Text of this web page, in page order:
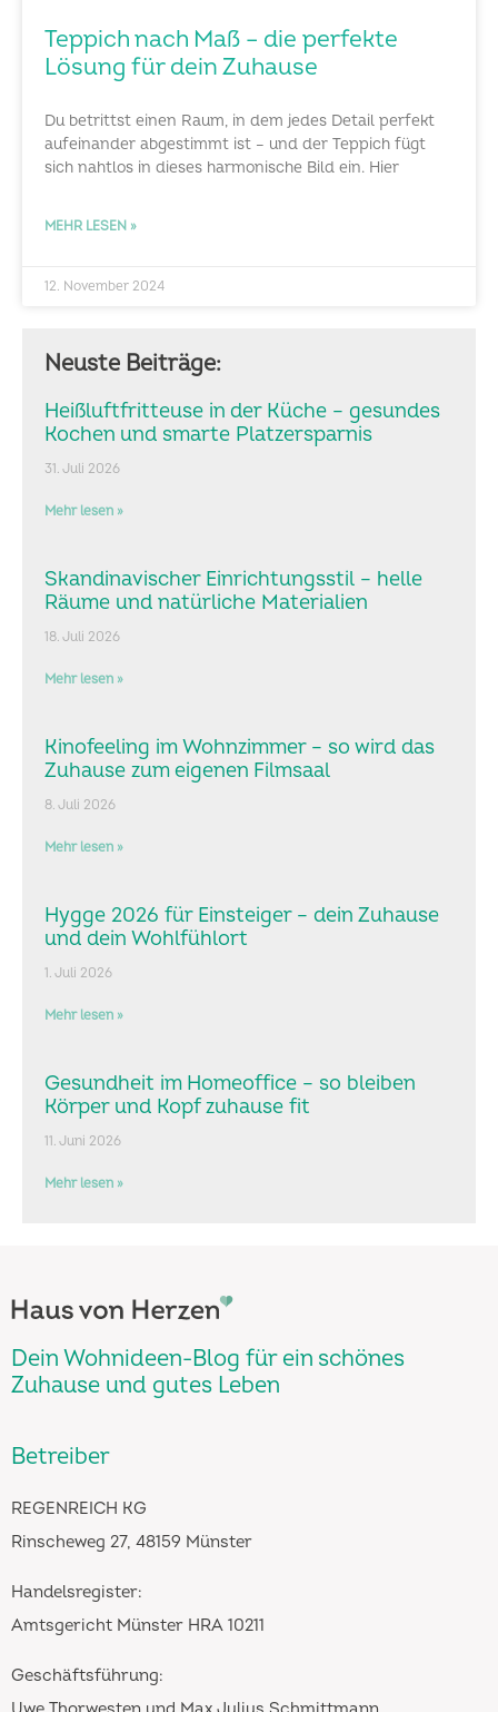
Teppich nach Maß – die perfekte
Lösung für dein Zuhause
Du betrittst einen Raum, in dem jedes Detail perfekt
aufeinander abgestimmt ist – und der Teppich fügt
sich nahtlos in dieses harmonische Bild ein. Hier
MEHR LESEN »
12. November 2024
Neuste Beiträge:
Heißluftfritteuse in der Küche – gesundes
Kochen und smarte Platzersparnis
31. Juli 2026
Mehr lesen »
Skandinavischer Einrichtungsstil – helle
Räume und natürliche Materialien
18. Juli 2026
Mehr lesen »
Kinofeeling im Wohnzimmer – so wird das
Zuhause zum eigenen Filmsaal
8. Juli 2026
Mehr lesen »
Hygge 2026 für Einsteiger – dein Zuhause
und dein Wohlfühlort
1. Juli 2026
Mehr lesen »
Gesundheit im Homeoffice – so bleiben
Körper und Kopf zuhause fit
11. Juni 2026
Mehr lesen »
Dein Wohnideen-Blog für ein schönes
Zuhause und gutes Leben
Betreiber
REGENREICH KG
Rinscheweg 27, 48159 Münster
Handelsregister:
Amtsgericht Münster HRA 10211
Geschäftsführung: